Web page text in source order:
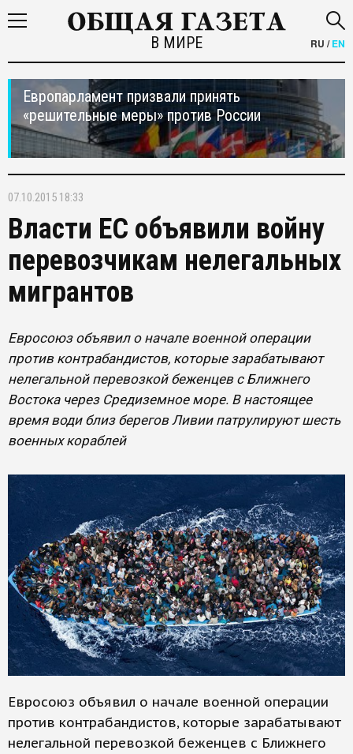
В МИРЕ RU /EN
Европарламент призвали принять
«решительные меры» против России
07.10.2015 18:33
Власти ЕС объявили войну
перевозчикам нелегальных
мигрантов
Евросоюз объявил о начале военной операции
против контрабандистов, которые зарабатывают
нелегальной перевозкой беженцев с Ближнего
Востока через Средиземное море. В настоящее
время води близ берегов Ливии патрулируют шесть
военных кораблей
Евросоюз объявил о начале военной операции
против контрабандистов, которые зарабатывают
нелегальной перевозкой беженцев с Ближнего